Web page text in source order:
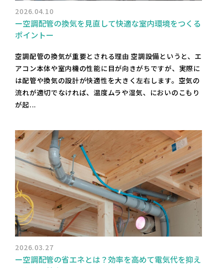
2026.04.10
ー空調配管の換気を見直して快適な室内環境をつくる
ポイントー
空調配管の換気が重要とされる理由 空調設備というと、エ
アコン本体や室内機の性能に目が向きがちですが、実際に
は配管や換気の設計が快適性を大きく左右します。空気の
流れが適切でなければ、温度ムラや湿気、においのこもり
が起...
2026.03.27
ー空調配管の省エネとは？効率を高めて電気代を抑え